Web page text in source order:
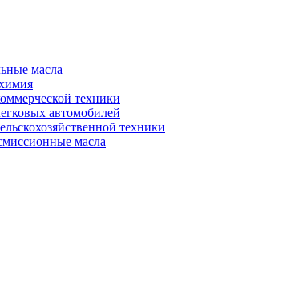
масла
техники
автомобилей
техники
масла